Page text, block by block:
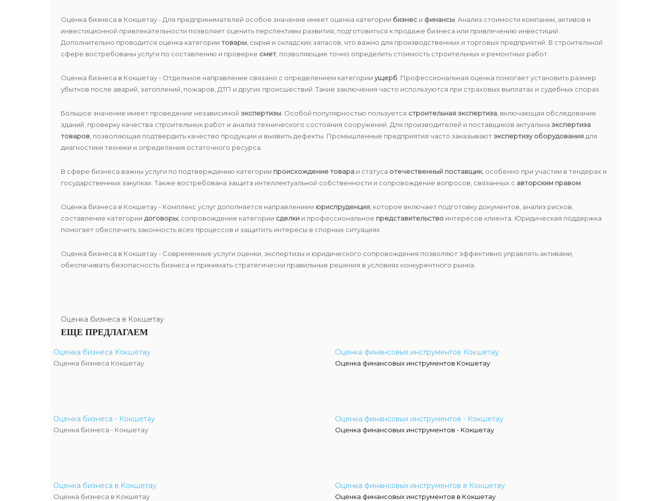
Оценка бизнеса в Кокшетау - Для предпринимателей особое значение имеет оценка категории бизнес и финансы . Анализ стоимости компании, активов и
инвестиционной привлекательности позволяет оценить перспективы развития, подготовиться к продаже бизнеса или привлечению инвестиций.
Дополнительно проводится оценка категории товары , сырья и складских запасов, что важно для производственных и торговых предприятий. В строительной
сфере востребованы услуги по составлению и проверке смет , позволяющие точно определить стоимость строительных и ремонтных работ.
Оценка бизнеса в Кокшетау - Отдельное направление связано с определением категории ущерб . Профессиональная оценка помогает установить размер
убытков после аварий, затоплений, пожаров, ДТП и других происшествий. Такие заключения часто используются при страховых выплатах и судебных спорах.
Большое значение имеет проведение независимой экспертизы . Особой популярностью пользуется строительная экспертиза , включающая обследование
зданий, проверку качества строительных работ и анализ технического состояния сооружений. Для производителей и поставщиков актуальна экспертиза
товаров , позволяющая подтвердить качество продукции и выявить дефекты. Промышленные предприятия часто заказываютэкспертизу оборудования для
диагностики техники и определения остаточного ресурса.
В сфере бизнеса важны услуги по подтверждению категории происхождение товара и статуса отечественный поставщик, особенно при участии в тендерах и
государственных закупках. Также востребована защита интеллектуальной собственности и сопровождение вопросов, связанных с авторским правом
Оценка бизнеса в Кокшетау - Комплекс услуг дополняется направлением юриспруденция , которое включает подготовку документов, анализ рисков,
составление категории договоры , сопровождение категории сделки и профессиональное представительство интересов клиента. Юридическая поддержка
помогает обеспечить законность всех процессов и защитить интересы в спорных ситуациях.
Оценка бизнеса в Кокшетау - Современные услуги оценки, экспертизы и юридического сопровождения позволяют эффективно управлять активами,
обеспечивать безопасность бизнеса и принимать стратегически правильные решения в условиях конкурентного рынка.
Оценка бизнеса в Кокшетау
ЕЩЕ ПРЕДЛАГАЕМ
Оценка бизнеса Кокшетау
Оценка бизнеса Кокшетау
Оценка бизнеса - Кокшетау
Оценка бизнеса - Кокшетау
Оценка бизнеса в Кокшетау
Оценка бизнеса в Кокшетау
Оценка финансовых инструментов Кокшетау
Оценка финансовых инструментов Кокшетау
Оценка финансовых инструментов - Кокшетау
Оценка финансовых инструментов - Кокшетау
Оценка финансовых инструментов в Кокшетау
Оценка финансовых инструментов в Кокшетау